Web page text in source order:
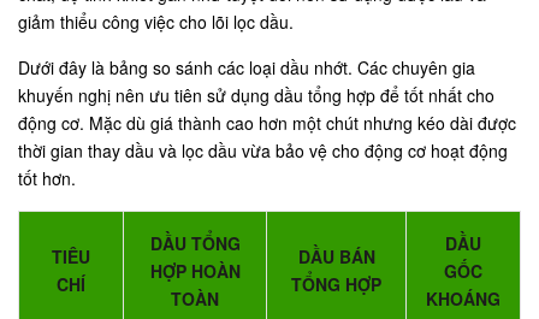
giảm thiểu công việc cho lõi lọc dầu.
Dưới đây là bảng so sánh các loại dầu nhớt. Các chuyên gia
khuyến nghị nên ưu tiên sử dụng dầu tổng hợp để tốt nhất cho
động cơ. Mặc dù giá thành cao hơn một chút nhưng kéo dài được
thời gian thay dầu và lọc dầu vừa bảo vệ cho động cơ hoạt động
tốt hơn.
TIÊU
CHÍ
DẦU TỔNG
HỢP HOÀN
TOÀN
DẦU BÁN
TỔNG HỢP
DẦU
GỐC
KHOÁNG